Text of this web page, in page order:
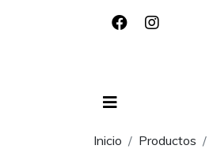
Inicio Productos